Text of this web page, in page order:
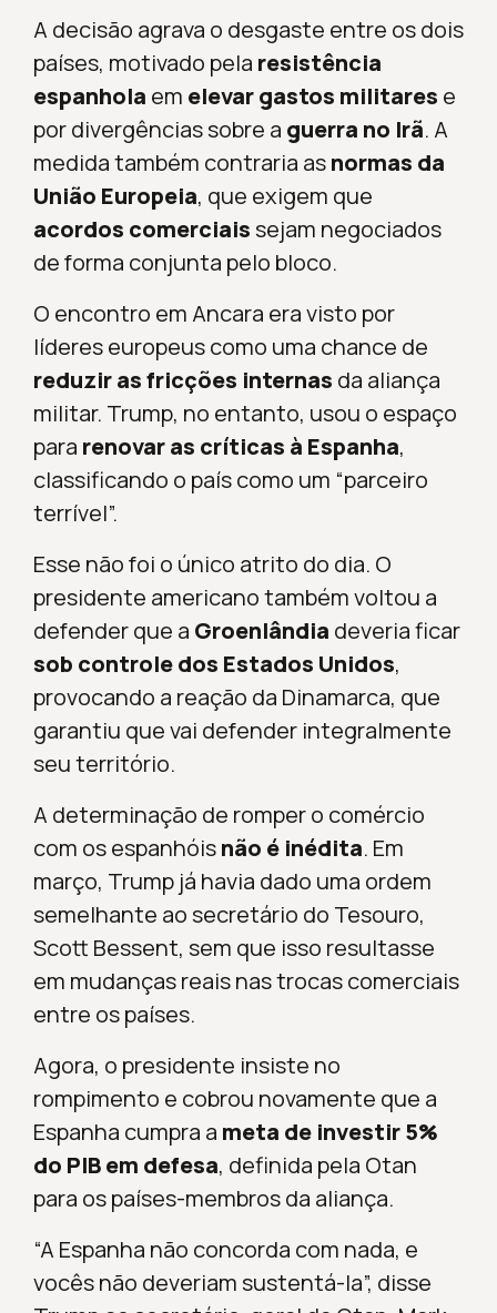
A decisão agrava o desgaste entre os dois
países, motivado pela resistência
espanhola em elevar gastos militares e
por divergências sobre a guerra no Irã. A
medida também contraria asnormas da
União Europeia, que exigem que
acordos comerciaissejam negociados
de forma conjunta pelo bloco.
O encontro em Ancara era visto por
líderes europeus como uma chance de
reduzir as fricções internas da aliança
militar. Trump, no entanto, usou o espaço
para renovar as críticas à Espanha,
classificando o país como um “parceiro
terrível”.
Esse não foi o único atrito do dia. O
presidente americano também voltou a
defender que a Groenlândia deveria ficar
sob controle dos Estados Unidos,
provocando a reação da Dinamarca, que
garantiu que vai defender integralmente
seu território.
A determinação de romper o comércio
com os espanhóisnão é inédita. Em
março, Trump já havia dado uma ordem
semelhante ao secretário do Tesouro,
Scott Bessent, sem que isso resultasse
em mudanças reais nas trocas comerciais
entre os países.
Agora, o presidente insiste no
rompimento e cobrou novamente que a
Espanha cumpra a meta de investir 5%
do PIB em defesa, definida pela Otan
para os países-membros da aliança.
“A Espanha não concorda com nada, e
vocês não deveriam sustentá-la”, disse